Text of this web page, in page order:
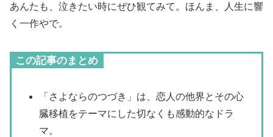
あんたも、泣きたい時にぜひ観てみて。ほんま、人生に響
く一作やで。
この記事のまとめ
「さよならのつづき」は、恋人の他界とその心
臓移植をテーマにした切なくも感動的なドラ
マ。